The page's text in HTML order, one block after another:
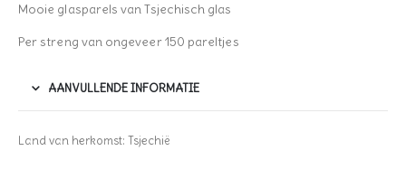
Mooie glasparels van Tsjechisch glas
Per streng van ongeveer 150 pareltjes
AANVULLENDE INFORMATIE
Land van herkomst: Tsjechië